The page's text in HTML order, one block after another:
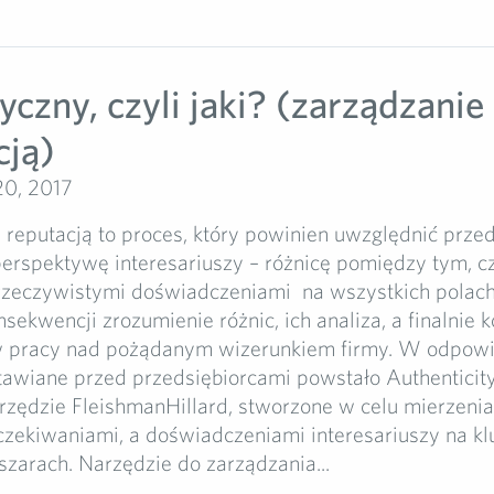
czyli jaki? (zarządzanie
2017
reputacją to proces, który powinien uwzględnić
interesariuszy – różnicę pomiędzy tym,
doświadczeniami na wszystkich
zrozumienie różnic, ich analiza, a finalnie
pracy nad pożądanym wizerunkiem firmy. W
przed przedsiębiorcami powstało
FleishmanHillard, stworzone w celu
a doświadczeniami interesariuszy na
Narzędzie do zarządzania...